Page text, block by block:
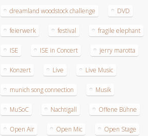
dreamland woodstock challenge DVD
feierwerk festival fragile elephant
ISE ISE in Concert jerry marotta
Konzert Live Live Music
munich song connection Musik
MuSoC Nachtigall Offene Bühne
Open Air Open Mic Open Stage